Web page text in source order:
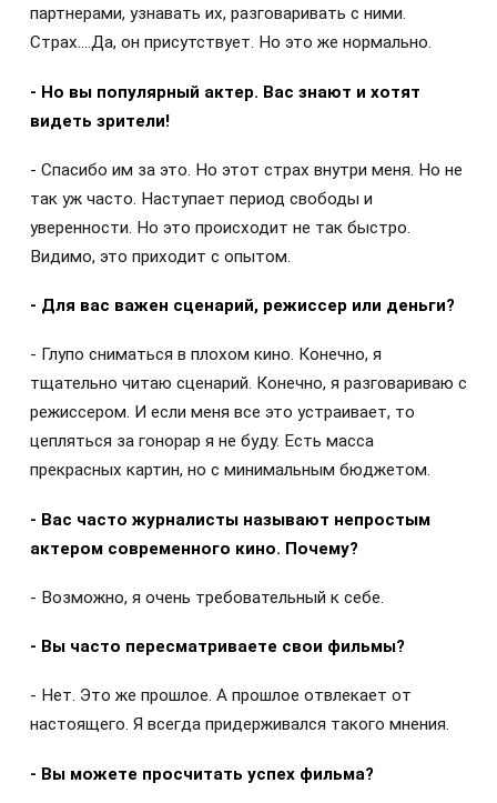
партнерами, узнавать их, разговаривать с ними.
Страх….Да, он присутствует. Но это же нормально.
- Но вы популярный актер. Вас знают и хотят
видеть зрители!
- Спасибо им за это. Но этот страх внутри меня. Но не
так уж часто. Наступает период свободы и
уверенности. Но это происходит не так быстро.
Видимо, это приходит с опытом.
- Для вас важен сценарий, режиссер или деньги?
- Глупо сниматься в плохом кино. Конечно, я
тщательно читаю сценарий. Конечно, я разговариваю с
режиссером. И если меня все это устраивает, то
цепляться за гонорар я не буду. Есть масса
прекрасных картин, но с минимальным бюджетом.
- Вас часто журналисты называют непростым
актером современного кино. Почему?
- Возможно, я очень требовательный к себе.
- Вы часто пересматриваете свои фильмы?
- Нет. Это же прошлое. А прошлое отвлекает от
настоящего. Я всегда придерживался такого мнения.
- Вы можете просчитать успех фильма?